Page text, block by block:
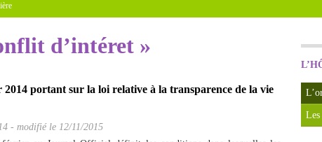
Les
d’intéret »
portant sur la loi relative à la transparence de la vie
- modifié le 12/11/2015